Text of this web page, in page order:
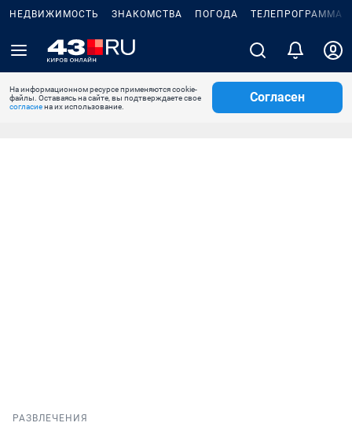
НЕДВИЖИМОСТЬ ЗНАКОМСТВА ПОГОДА ТЕЛЕПРОГРАММА
На информационном ресурсе применяются cookie-
файлы. Оставаясь на сайте, вы подтверждаете свое
согласиена их использование.
Согласен
РАЗВЛЕЧЕНИЯ